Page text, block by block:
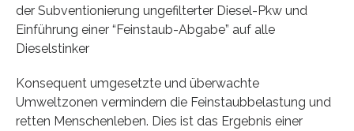
der Subventionierung ungefilterter Diesel-Pkw und
Einführung einer “Feinstaub-Abgabe” auf alle
Dieselstinker
Konsequent umgesetzte und überwachte
Umweltzonen vermindern die Feinstaubbelastung und
retten Menschenleben. Dies ist das Ergebnis einer